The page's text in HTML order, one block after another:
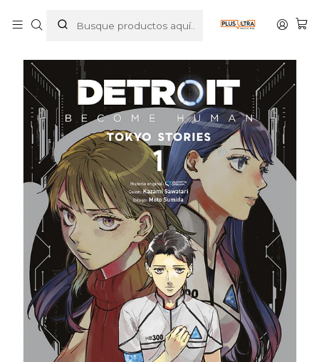
DETROIT BECOME HUMAN: TOKYO STORIES 01 - NORMA